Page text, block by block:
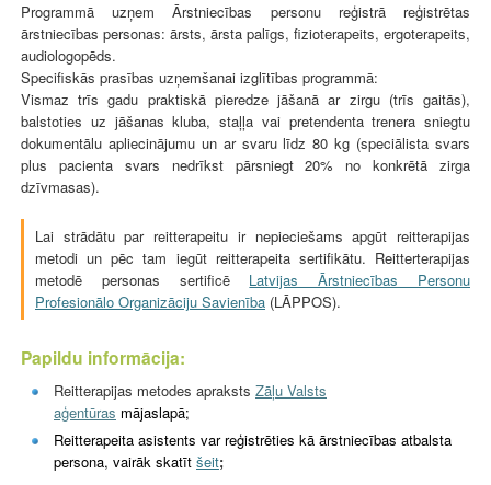
Programmā uzņem Ārstniecības personu reģistrā reģistrētas
ārstniecības personas: ārsts, ārsta palīgs, fizioterapeits, ergoterapeits,
audiologopēds.
Specifiskās prasības uzņemšanai izglītības programmā:
Vismaz trīs gadu praktiskā pieredze jāšanā ar zirgu (trīs gaitās),
balstoties uz jāšanas kluba, staļļa vai pretendenta trenera sniegtu
dokumentālu apliecinājumu un ar svaru līdz 80 kg (speciālista svars
plus pacienta svars nedrīkst pārsniegt 20% no konkrētā zirga
dzīvmasas).
Lai strādātu par reitterapeitu ir nepieciešams apgūt reitterapijas
metodi un pēc tam iegūt reitterapeita sertifikātu. Reitterterapijas
metodē personas sertificē Latvijas Ārstniecības Personu
Profesionālo Organizāciju Savienība (LĀPPOS).
Papildu informācija:
Reitterapijas metodes apraksts Zāļu Valsts
aģentūras mājaslapā;
Reitterapeita asistents var reģistrēties kā ārstniecības atbalsta
persona, vairāk skatīt šeit;